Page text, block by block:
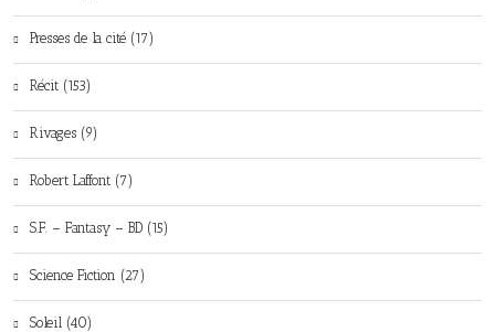
Presses de la cité (17)
Récit (153)
Rivages (9)
Robert Laffont (7)
S.F. – Fantasy – BD (15)
Science Fiction (27)
Soleil (40)